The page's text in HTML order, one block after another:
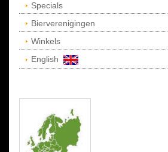
Specials
Bierverenigingen
Winkels
English